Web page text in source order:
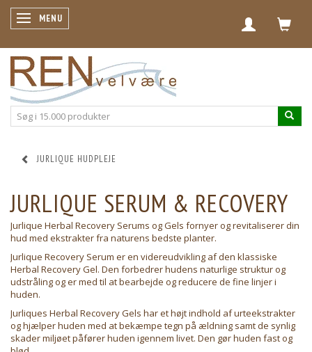
SKIFTE NAVIGATION
MENU
JURLIQUE HUDPLEJE
JURLIQUE SERUM & RECOVERY
Jurlique Herbal Recovery Serums og Gels fornyer og revitaliserer din
hud med ekstrakter fra naturens bedste planter.
Jurlique Recovery Serum er en videreudvikling af den klassiske
Herbal Recovery Gel. Den forbedrer hudens naturlige struktur og
udstråling og er med til at bearbejde og reducere de fine linjer i
huden.
Jurliques Herbal Recovery Gels har et højt indhold af urteekstrakter
og hjælper huden med at bekæmpe tegn på ældning samt de synlig
skader miljøet påfører huden igennem livet. Den gør huden fast og